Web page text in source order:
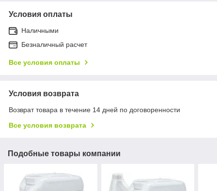
Условия оплаты
Наличными
Безналичный расчет
Все условия оплаты
Условия возврата
Возврат товара в течение 14 дней по договоренности
Все условия возврата
Подобные товары компании